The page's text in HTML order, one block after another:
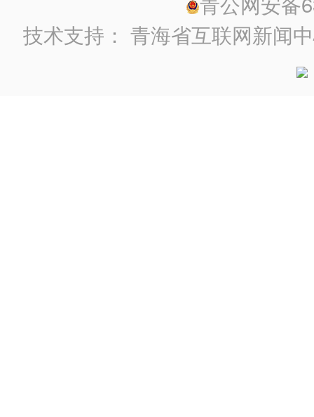
技术支持：青海省互联网新闻